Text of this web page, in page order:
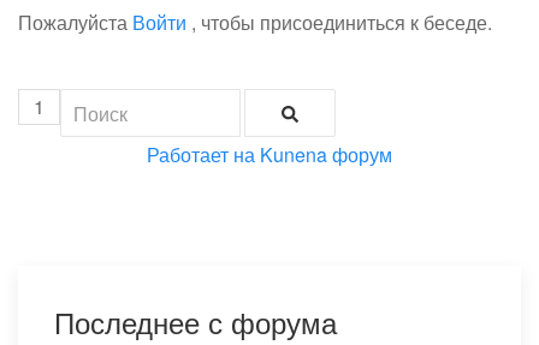
Пожалуйста Войти , чтобы присоединиться к беседе.
1
Работает на Kunena форум
Последнее с форума